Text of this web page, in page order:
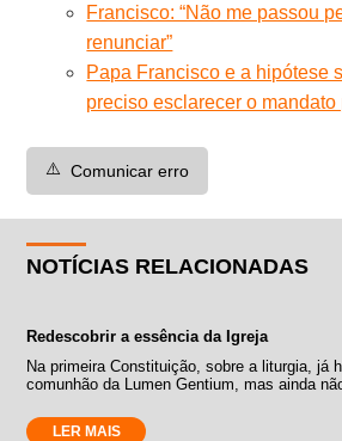
Francisco: “Não me passou
renunciar”
Papa Francisco e a hipótese
preciso esclarecer o mandato
⚠️ Comunicar erro
NOTÍCIAS RELACIONADAS
Redescobrir a essência da Igreja
Na primeira Constituição, sobre a liturgia, já
comunhão da Lumen Gentium, mas ainda
LER MAIS